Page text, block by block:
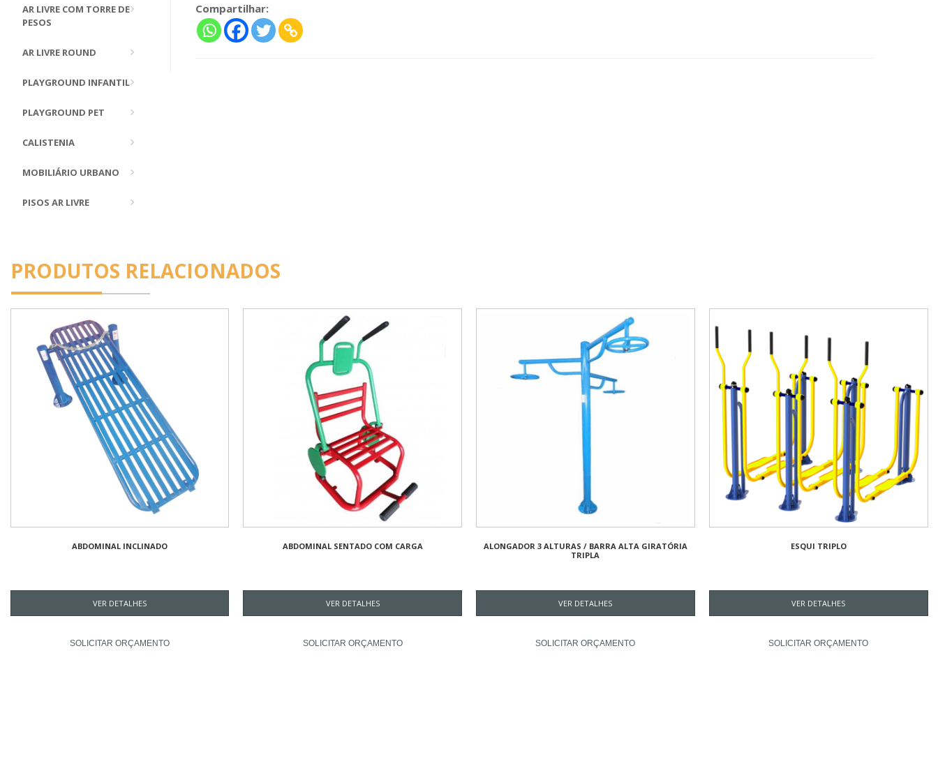
AR LIVRE COM TORRE DE
PESOS
AR LIVRE ROUND
PLAYGROUND INFANTIL
PLAYGROUND PET
CALISTENIA
MOBILIÁRIO URBANO
PISOS AR LIVRE
Compartilhar:
PRODUTOS RELACIONADOS
ABDOMINAL INCLINADO
VER DETALHES
SOLICITAR ORÇAMENTO
ABDOMINAL SENTADO COM CARGA
VER DETALHES
SOLICITAR ORÇAMENTO
ALONGADOR 3 ALTURAS / BARRA ALTA GIRATÓRIA
TRIPLA
VER DETALHES
SOLICITAR ORÇAMENTO
ESQUI TRIPLO
VER DETALHES
SOLICITAR ORÇAMENTO